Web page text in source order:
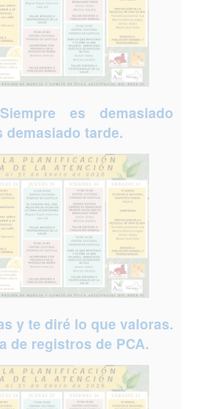
es demasiado
demasiado tarde.
y te diré lo que valoras.
de registros de PCA.